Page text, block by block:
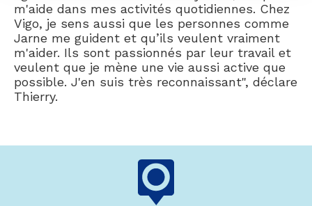
m'aide dans mes activités quotidiennes. Chez
Vigo, je sens aussi que les personnes comme
Jarne me guident et qu’ils veulent vraiment
m'aider. Ils sont passionnés par leur travail et
veulent que je mène une vie aussi active que
possible. J'en suis très reconnaissant", déclare
Thierry.